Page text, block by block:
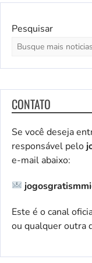
Pesquisar
CONTATO
Se você deseja
responsável pelo
e-mail abaixo:
Este é o canal
ou qualquer outra